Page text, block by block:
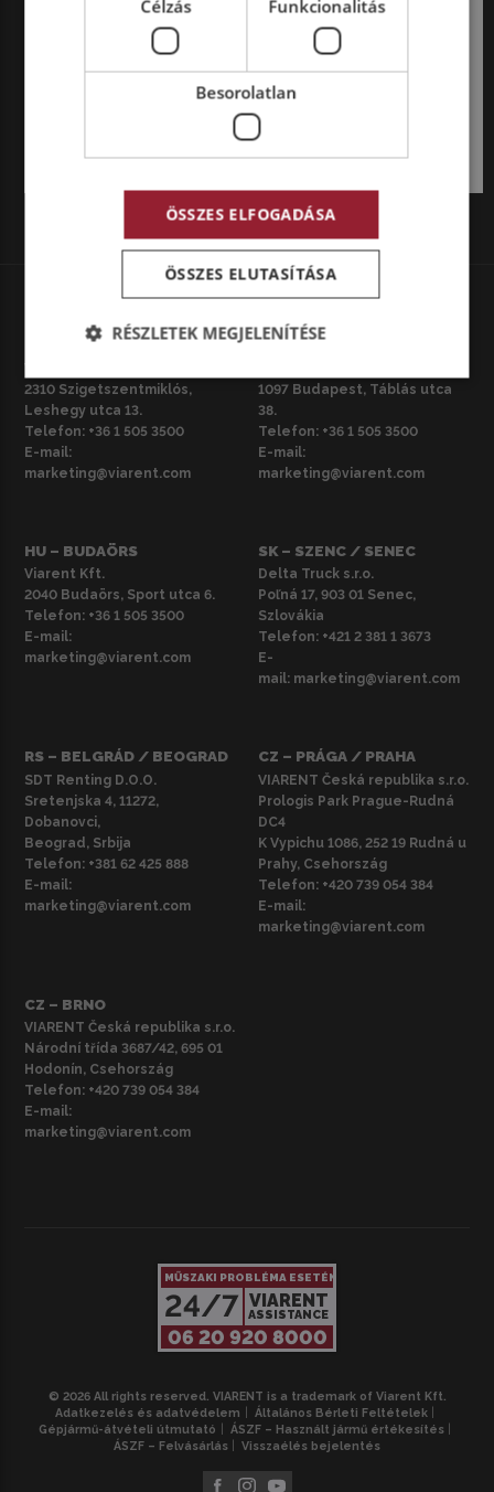
összefogásként létrejött Milence töltőhálózat. A
Power to Go Further elnevezésű demonstráción
HU – SZIGETSZENTMIKLÓS
2310 Szigetszentmiklós,
Leshegy utca 13.
Telefon: +36 1 505 3500
E-mail:
marketing@viarent.com
HU – BUDAPEST
1097 Budapest, Táblás utca
38.
Telefon: +36 1 505 3500
E-mail:
marketing@viarent.com
HU – BUDAÖRS
Viarent Kft.
2040 Budaörs, Sport utca 6.
Telefon: +36 1 505 3500
E-mail:
marketing@viarent.com
SK – SZENC / SENEC
Delta Truck s.r.o.
Poľná 17, 903 01 Senec,
Szlovákia
Telefon: +421 2 381 1 3673
E-
mail: marketing@viarent.com
RS – BELGRÁD / BEOGRAD
SDT Renting D.O.O.
Sretenjska 4, 11272,
Dobanovci,
Beograd, Srbija
Telefon: +381 62 425 888
E-mail:
marketing@viarent.com
CZ – PRÁGA / PRAHA
VIARENT Česká republika s.r.o.
Prologis Park Prague-Rudná
DC4
K Vypichu 1086, 252 19 Rudná u
Prahy, Csehország
Telefon: +420 739 054 384
E-mail:
marketing@viarent.com
CZ – BRNO
VIARENT Česká republika s.r.o.
Národní třída 3687/42, 695 01
Hodonín, Csehország
Telefon: +420 739 054 384
E-mail:
marketing@viarent.com
MŰSZAKI PROBLÉMA ESETÉN
24/7 VIARENT
ASSISTANCE
06 20 920 8000
© 2026 All rights reserved. VIARENT is a trademark of Viarent Kft.
Adatkezelés és adatvédelem
Általános Bérleti Feltételek
Gépjármű-átvételi útmutató
ÁSZF – Használt jármű értékesítés
ÁSZF – Felvásárlás
Visszaélés bejelentés
Célzás Funkcionalitás
Besorolatlan
ÖSSZES ELFOGADÁSA
ÖSSZES ELUTASÍTÁSA
RÉSZLETEK MEGJELENÍTÉSE